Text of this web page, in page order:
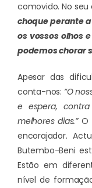
comovido. No seu
choque perante
os vossos olhos
podemos chorar
Apesar das
conta-nos: “O
e espera,
melhores dias.”O
encorajador.
Butembo-Beni
Estão em
nível de